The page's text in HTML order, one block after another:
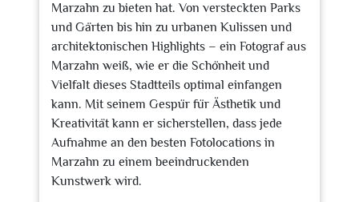
Marzahn zu bieten hat. Von versteckten Parks
und Gärten bis hin zu urbanen Kulissen und
architektonischen Highlights – ein Fotograf aus
Marzahn weiß, wie er die Schönheit und
Vielfalt dieses Stadtteils optimal einfangen
kann. Mit seinem Gespür für Ästhetik und
Kreativität kann er sicherstellen, dass jede
Aufnahme an den besten Fotolocations in
Marzahn zu einem beeindruckenden
Kunstwerk wird.